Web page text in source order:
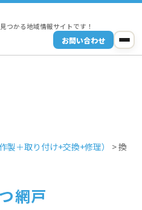
つかる地域情報サイトです！
お問い合わせ
製＋取り付け+交換+修理） >換
網戸